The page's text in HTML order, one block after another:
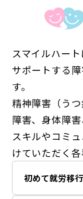
スマイルハー
サポートする
す。
精神障害（う
障害、身体障
スキルやコミ
けていただく
初めて就労移